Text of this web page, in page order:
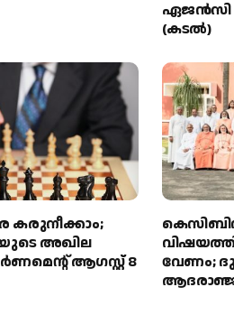
ഏജന്‍സി
(കടല്‍)
കരുനീക്കാം;
അഖില
ആഗസ്റ്റ് 8
വേണം;